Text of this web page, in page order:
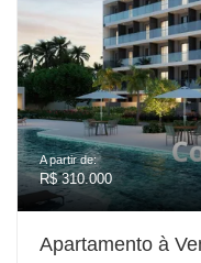
A partir de:
R$ 310.000
Apartamento à